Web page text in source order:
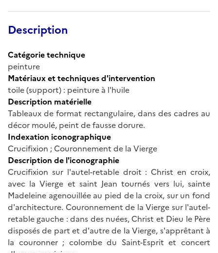
Description
Catégorie technique
peinture
Matériaux et techniques d'intervention
toile (support) : peinture à l'huile
Description matérielle
Tableaux de format rectangulaire, dans des cadres au
décor moulé, peint de fausse dorure.
Indexation iconographique
Crucifixion ; Couronnement de la Vierge
Description de l'iconographie
Crucifixion sur l'autel-retable droit : Christ en croix,
avec la Vierge et saint Jean tournés vers lui, sainte
Madeleine agenouillée au pied de la croix, sur un fond
d'architecture. Couronnement de la Vierge sur l'autel-
retable gauche : dans des nuées, Christ et Dieu le Père
disposés de part et d'autre de la Vierge, s'apprêtant à
la couronner ; colombe du Saint-Esprit et concert